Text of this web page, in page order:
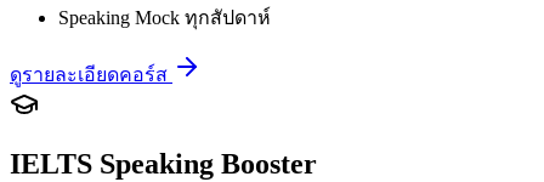
Speaking Mock ทุกสัปดาห์
ดูรายละเอียดคอร์ส
IELTS Speaking Booster